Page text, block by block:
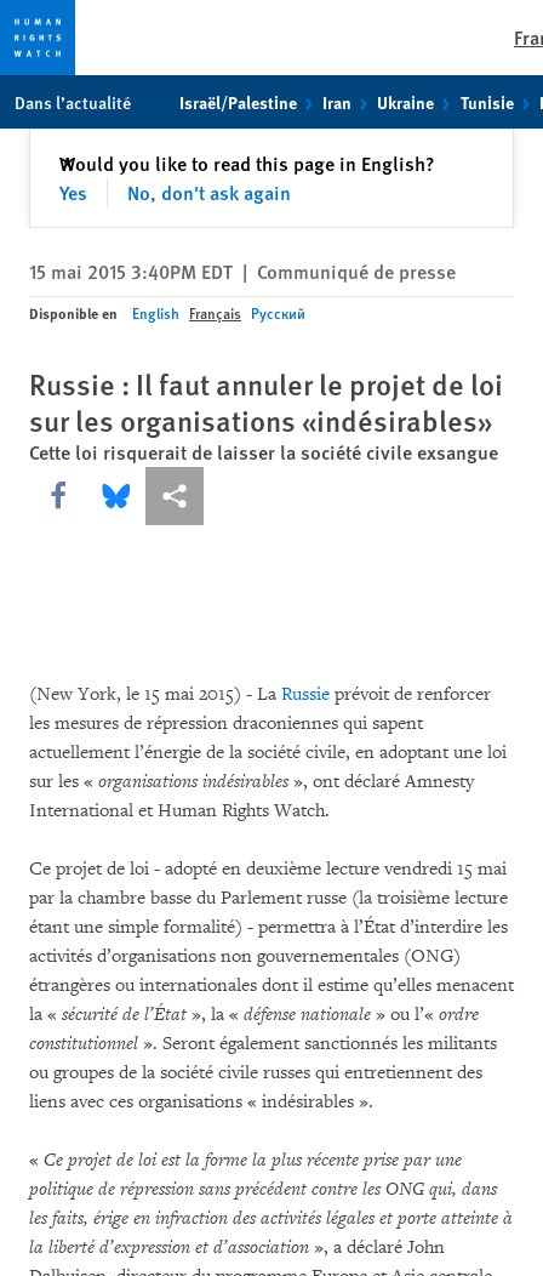
toto
content
Dans l’actualité Israël/Palestine Iran Ukraine Tunisie
Would you like to read this page in English?
Yes
No, don't ask again
✕Fermer
15 mai 2015 3:40PM EDT | Communiqué de presse
Disponible en English Français Русский
Russie : Il faut annuler le projet de loi
sur les organisations «indésirables»
Cette loi risquerait de laisser la société civile exsangue
Share this via Facebook
Share this via Bluesky
Share this via Partagez
(New York, le 15 mai 2015) - La Russie prévoit de renforcer
les mesures de répression draconiennes qui sapent
actuellement l’énergie de la société civile, en adoptant une loi
sur les « organisations indésirables», ont déclaré Amnesty
International et Human Rights Watch.
Ce projet de loi - adopté en deuxième lecture vendredi 15 mai
par la chambre basse du Parlement russe (la troisième lecture
étant une simple formalité) - permettra à l’État d’interdire les
activités d’organisations non gouvernementales (ONG)
étrangères ou internationales dont il estime qu’elles menacent
la « sécurité de l’État », la « défense nationale » ou l’« ordre
constitutionnel ». Seront également sanctionnés les militants
ou groupes de la société civile russes qui entretiennent des
liens avec ces organisations « indésirables ».
« Ce projet de loi est la forme la plus récente prise par une
politique de répression sans précédent contre les ONG qui, dans
les faits, érige en infraction des activités légales et porte atteinte à
la liberté d’expression et d’association », a déclaré John